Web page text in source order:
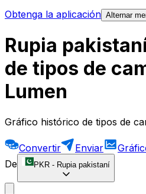
Obtenga la aplicación Alternar
Rupia
de tipos de
Lumen
Gráfico histórico de tipos de
Convertir Enviar
De
PKR - Rupia pakistaní